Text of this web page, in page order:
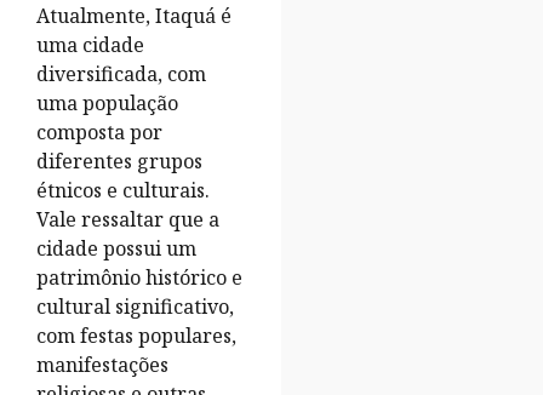
Atualmente, Itaquá é
uma cidade
diversificada, com
uma população
composta por
diferentes grupos
étnicos e culturais.
Vale ressaltar que a
cidade possui um
patrimônio histórico e
cultural significativo,
com festas populares,
manifestações